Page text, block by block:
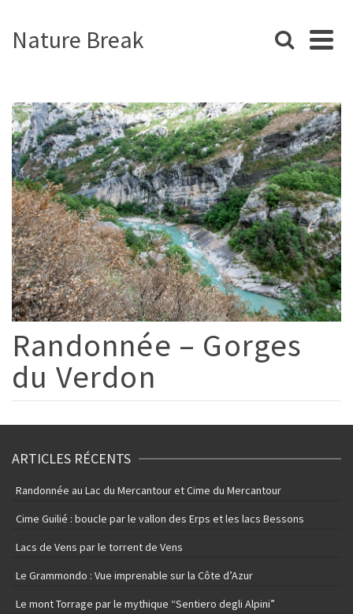
Nature Break
Randonnée – Gorges
du Verdon
ARTICLES RÉCENTS
Randonnée au Lac du Mercantour et Cime du Mercantour
Cime Guilié : boucle par le vallon des Erps et les lacs Bessons
Lacs de Vens par le torrent de Vens
Le Grammondo : Vue imprenable sur la Côte d’Azur
Le mont Torrage par le mythique “Sentiero degli Alpini”